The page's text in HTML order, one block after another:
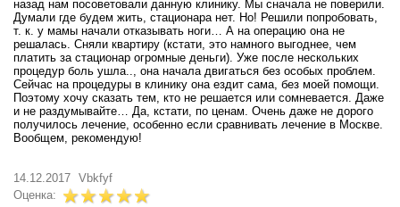
назад нам посоветовали данную клинику. Мы сначала не поверили.
Думали где будем жить, стационара нет. Но! Решили попробовать,
т. к. у мамы начали отказывать ноги… А на операцию она не
решалась. Сняли квартиру (кстати, это намного выгоднее, чем
платить за стационар огромные деньги). Уже после нескольких
процедур боль ушла.., она начала двигаться без особых проблем.
Сейчас на процедуры в клинику она ездит сама, без моей помощи.
Поэтому хочу сказать тем, кто не решается или сомневается. Даже
и не раздумывайте… Да, кстати, по ценам. Очень даже не дорого
получилось лечение, особенно если сравнивать лечение в Москве.
Вообщем, рекомендую!
14.12.2017 Vbkfyf
Оценка: